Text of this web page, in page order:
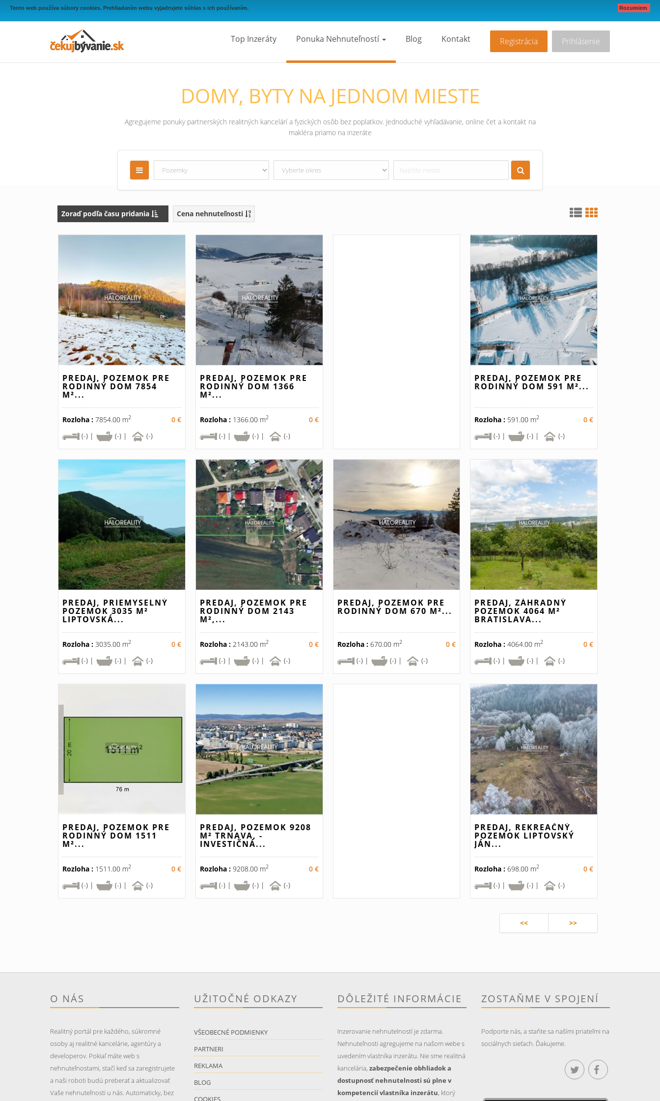
Tento web používa súbory cookies. Prehliadaním webu vyjadrujete súhlas s ich používaním. Rozumiem
Registrácia Prihlásenie
Top Inzeráty Ponuka Nehnuteľností Blog Kontakt
DOMY, BYTY NA JEDNOM MIESTE
Agregujeme ponuky partnerských realitných kancelárí a fyzických osôb bez poplatkov. Jednoduché vyhľadávanie, online čet a kontakt na
makléra priamo na inzeráte
Zoraď podľa času pridania Cena nehnuteľnosti
PREDAJ, POZEMOK PRE
RODINNÝ DOM 7854
M²...
Rozloha : 7854.00 m2
0 €
(-) |
(-) | (-)
PREDAJ, POZEMOK PRE
RODINNÝ DOM 1366
M²...
Rozloha :1366.00 m2
0 €
(-) |
(-) | (-)
PREDAJ, POZEMOK PRE
RODINNÝ DOM 591 M²...
Rozloha : 591.00 m2
0 €
(-) |
(-) | (-)
PREDAJ, PRIEMYSELNÝ
POZEMOK 3035 M²
LIPTOVSKÁ...
Rozloha : 3035.00 m2
0 €
(-) |
(-) | (-)
PREDAJ, POZEMOK PRE
RODINNÝ DOM 2143
M²,...
Rozloha :2143.00 m2
0 €
(-) |
(-) | (-)
PREDAJ, POZEMOK PRE
RODINNÝ DOM 670 M²...
Rozloha :670.00 m2
0 €
(-) |
(-) | (-)
PREDAJ, ZÁHRADNÝ
POZEMOK 4064 M²
BRATISLAVA...
Rozloha : 4064.00 m2
0 €
(-) |
(-) | (-)
PREDAJ, POZEMOK PRE
RODINNÝ DOM 1511
M²...
Rozloha : 1511.00 m2
0 €
(-) |
(-) | (-)
PREDAJ, POZEMOK 9208
M² TRNAVA, -
INVESTIČNÁ...
Rozloha :9208.00 m2
0 €
(-) |
(-) | (-)
PREDAJ, REKREAČNÝ
POZEMOK LIPTOVSKÝ
JÁN...
Rozloha : 698.00 m2
0 €
(-) |
(-) | (-)
<< >>
O NÁS
Realitný portál pre každého, súkromné
osoby aj realitné kancelárie, agentúry a
developerov. Pokiaľ máte web s
nehnuteľnostami, stačí keď sa zaregistrujete
a naši roboti budú preberať a aktualizovať
Vaše nehnuteľnosti u nás. Automaticky, bez
UŽITOČNÉ ODKAZY
VŠEOBECNÉ PODMIENKY
PARTNERI
REKLAMA
BLOG
COOKIES
DÔLEŽITÉ INFORMÁCIE
Inzerovanie nehnutelností je zdarma.
Nehnuteľnosti agregujeme na našom webe s
uvedením vlastníka inzerátu. Nie sme realitná
kancelária, zabezpečenie obhliadok a
dostupnosť nehnutelnosti sú plne v
kompetencií vlastníka inzerátu, ktorý
ZOSTAŇME V SPOJENÍ
Podporte nás, a staňte sa našími priateľmi na
sociálnych sieťach. Ďakujeme.